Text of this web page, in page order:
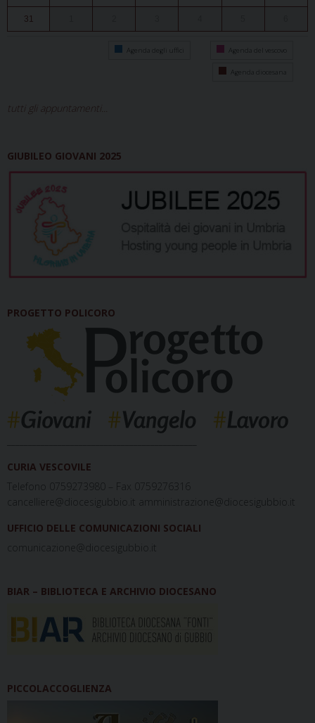
31
Agenda degli uffici Agenda del vescovo
Agenda diocesana
tutti gli appuntamenti...
GIUBILEO GIOVANI 2025
PROGETTO POLICORO
CURIA VESCOVILE
Telefono 0759273980 – Fax 0759276316
cancelliere@diocesigubbio.it amministrazione@diocesigubbio.it
UFFICIO DELLE COMUNICAZIONI SOCIALI
comunicazione@diocesigubbio.it
BIAR – BIBLIOTECA E ARCHIVIO DIOCESANO
PICCOLACCOGLIENZA